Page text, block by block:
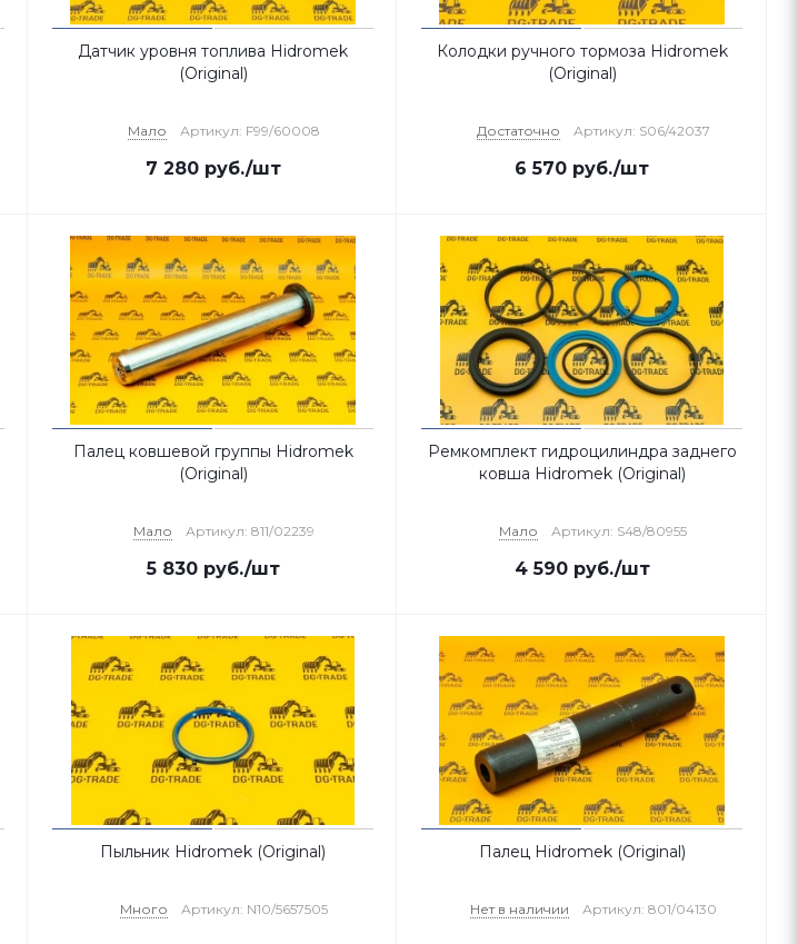
Датчик уровня топлива Hidromek
(Original)
Мало Артикул: F99/60008
7 280руб./шт
Колодки ручного тормоза Hidromek
(Original)
Достаточно Артикул: S06/42037
6 570 руб./шт
Палец ковшевой группы Hidromek
(Original)
Мало Артикул: 811/02239
5 830руб./шт
Ремкомплект гидроцилиндра заднего
ковша Hidromek (Original)
Мало Артикул: S48/80955
4 590руб./шт
Пыльник Hidromek (Original)
Много Артикул: N10/5657505
Палец Hidromek (Original)
Нет в наличии Артикул: 801/04130